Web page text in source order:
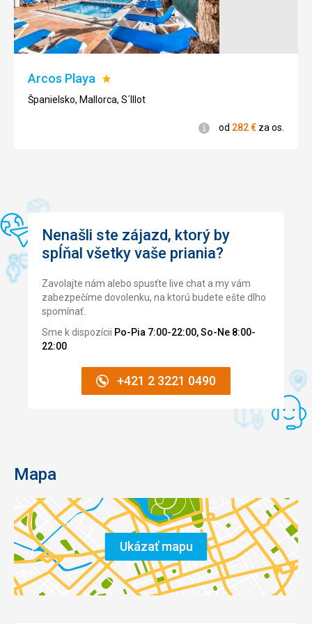
celý
rok.
Nenáročné
Parky /
Arcos Playa Hodnotenie:
1/5
Španielsko, Mallorca, S´Illot
Informácie
od 282€ za os.
Nenašli ste zájazd, ktorý by
spĺňal všetky vaše priania?
Zavolajte nám alebo spusťte live chat a my vám
zabezpečíme dovolenku, na ktorú budete ešte dlho
spomínať.
Sme k dispozícii Po-Pia 7:00-22:00, So-Ne 8:00-
22:00
+421 2 3221 0490
Mapa
Ukázať mapu